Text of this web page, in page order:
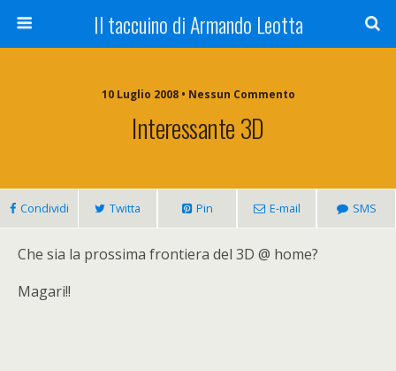
Il taccuino di Armando Leotta
10 Luglio 2008 • Nessun Commento
Interessante 3D
Condividi Twitta Pin E-mail SMS
Che sia la prossima frontiera del 3D @ home?
Magari!!